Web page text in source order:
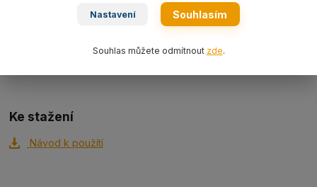
Ke stažení
Návod k použítí
Nastavení Souhlasím
Souhlas můžete odmítnout zde.